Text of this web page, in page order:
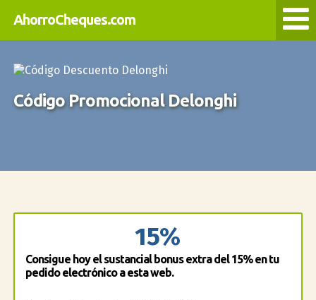
AhorroCheques.com
Código Promocional Delonghi
15%
Consigue hoy el sustancial bonus extra del 15% en tu
pedido electrónico a esta web.